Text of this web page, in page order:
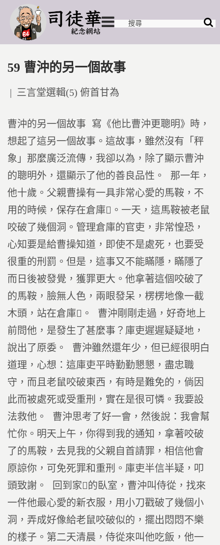
59 曹沖的另一個故事
Posted
三言堂選輯(5) 俯首甘為
曹沖的另一個故事 寫《他比曹沖更聰明》時，
想起了這另一個故事。這故事，雖然沒有「秤
象」那麼廣泛流傳，我卻以為，除了顯示曹沖
的聰明外，還顯示了他的善良品性。 那一年，
他十歲。父親曹操有一具非常心愛的馬鞍，不
用的時候，保存在倉庫。一天，這馬鞍被老鼠
咬破了幾個洞。管理倉庫的官吏，非常惶恐，
心知要是給曹操知道，即使不是處死，也要受
很重的刑罰。但是，這事又不能瞞隱，瞞隱了
而日後被發覺，獲罪更大。他拿著這個咬破了
的馬鞍，臉無人色，兩眼發呆，楞楞地像一截
木頭，站在倉庫。 曹沖剛剛走過，好奇地上
前問他，是發生了甚麼事？庫吏遲遲疑疑地，
說出了原委。 曹沖雖然還年少，但已經很明白
道理，心想：這庫吏平時勤勤懇懇，盡忠職
守，而且老鼠咬破東西，有時是難免的，倘因
此而被處死或受重刑，實在是很可憐。我要設
法救他。 曹沖思考了好一會，然後說：我會幫
忙你。明天上午，你得到我的通知，拿著咬破
了的馬鞍，去見我的父親自首請罪，相信他會
原諒你，可免死罪和重刑。庫吏半信半疑，叩
頭致謝。 回到家的臥室，曹沖叫侍從，找來
一件他最心愛的新衣服，用小刀戳破了幾個小
洞，弄成好像給老鼠咬破似的，擺出悶悶不樂
的樣子。第二天清晨，侍從來叫他吃飯，他一